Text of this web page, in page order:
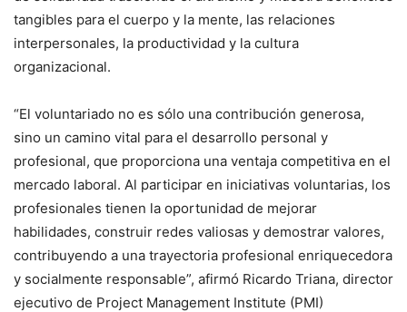
tangibles para el cuerpo y la mente, las relaciones
interpersonales, la productividad y la cultura
organizacional.
“El voluntariado no es sólo una contribución generosa,
sino un camino vital para el desarrollo personal y
profesional, que proporciona una ventaja competitiva en el
mercado laboral. Al participar en iniciativas voluntarias, los
profesionales tienen la oportunidad de mejorar
habilidades, construir redes valiosas y demostrar valores,
contribuyendo a una trayectoria profesional enriquecedora
y socialmente responsable”, afirmó Ricardo Triana, director
ejecutivo de Project Management Institute (PMI)